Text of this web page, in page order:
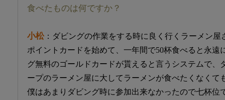
食べたものは何ですか？
小松：ダビングの作業をする時に良く行くラーメン屋
ポイントカードを始めて、一年間で50杯食べると永遠
グ無料のゴールドカードが貰えると言うシステムで、
ープのラーメン屋に大してラーメンが食べたくなくて
僕はあまりダビング時に参加出来なかったので七杯位